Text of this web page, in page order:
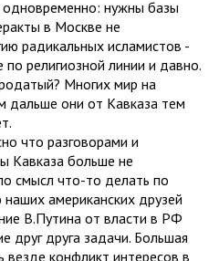
нужны базы
в Москве не
радикальных исламистов -
религиозной линии и давно.
Многих мир на
дальше они от Кавказа тем
что разговорами и
Кавказа больше не
смысл что-то делать по
американских друзей
В.Путина от власти в РФ
друг друга задачи. Большая
везде конфликт интересов в